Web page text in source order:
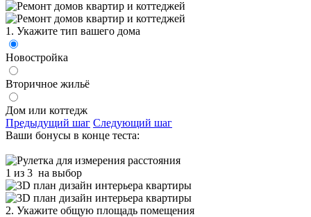
1. Укажите тип вашего дома
Новостройка
Вторичное жильё
Дом или коттедж
Предыдущий шаг Следующий шаг
Ваши бонусы в конце теста:
1 из 3 на выбор
2. Укажите общую площадь помещения